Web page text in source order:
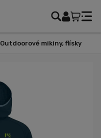
Outdoorové mikiny, flísky